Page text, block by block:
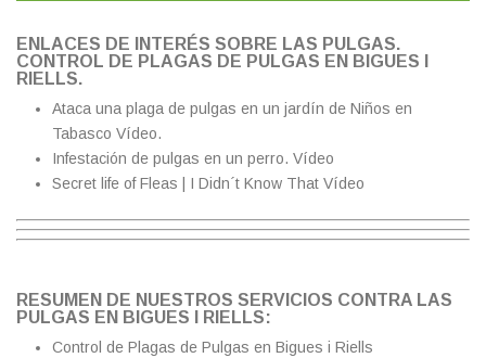
ENLACES DE INTERÉS SOBRE LAS PULGAS.
CONTROL DE PLAGAS DE PULGAS EN BIGUES I
RIELLS.
Ataca una plaga de pulgas en un jardín de Niños en
Tabasco Vídeo.
Infestación de pulgas en un perro. Vídeo
Secret life of Fleas | I Didn´t Know That Vídeo
RESUMEN DE NUESTROS SERVICIOS CONTRA LAS
PULGAS EN BIGUES I RIELLS:
Control de Plagas de Pulgas en Bigues i Riells